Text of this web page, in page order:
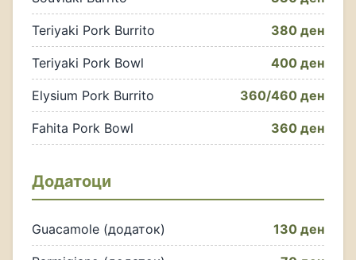
Teriyaki Pork Burrito 380 ден
Teriyaki Pork Bowl 400 ден
Elysium Pork Burrito 360/460 ден
Fahita Pork Bowl 360 ден
Додатоци
Guacamole (додаток) 130 ден